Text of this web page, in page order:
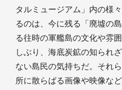
タルミュージアム」内の様
るのは、今に残る「廃墟の
る往時の軍艦島の文化や雰
しぶり、海底炭鉱の知られ
ない島民の気持ちだ。それ
所に散らばる画像や映像な